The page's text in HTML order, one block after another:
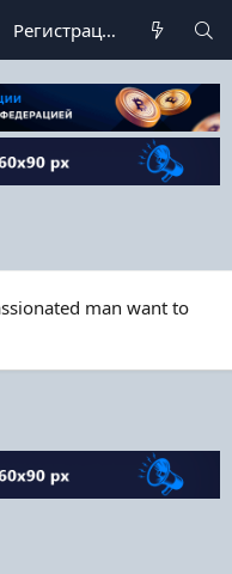
Регистрация
man want to